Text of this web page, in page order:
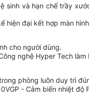
và hạn chế trầy
cho người dùng.
phòng luôn duy trì